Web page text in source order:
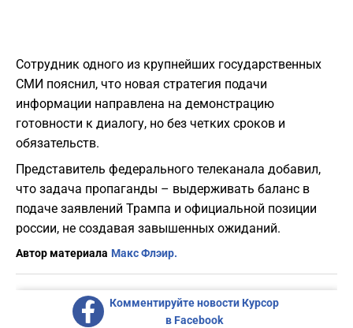
Сотрудник одного из крупнейших государственных
СМИ пояснил, что новая стратегия подачи
информации направлена на демонстрацию
готовности к диалогу, но без четких сроков и
обязательств.
Представитель федерального телеканала добавил,
что задача пропаганды – выдерживать баланс в
подаче заявлений Трампа и официальной позиции
россии, не создавая завышенных ожиданий.
Автор материала Макс Флэир.
Комментируйте новости Курсор
в Facebook